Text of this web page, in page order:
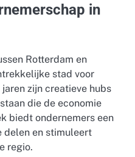
in
Rotterdam en
stad voor
zijn creatieve hubs
die de economie
biedt ondernemers een
delen en stimuleert
regio.